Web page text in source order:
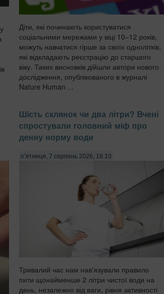
Діти, які починають користуватися
соціальними мережами у віці 10–12 років,
можуть навчатися гірше за своїх однолітків,
які відкладають реєстрацію до старшого
віку. Таких висновків дійшли автори нового
дослідження, опублікованого в журналі
Nature Human ...
Шість склянок чи два літри? Вчені
спростували головний міф про
денну норму води
п’ятниця, 7 серпень 2026, 16:10
Тривалий час нам нав'язували правило
пити щонайменше 2 літри чистої води на
день, незалежно від ваги, рівня активності